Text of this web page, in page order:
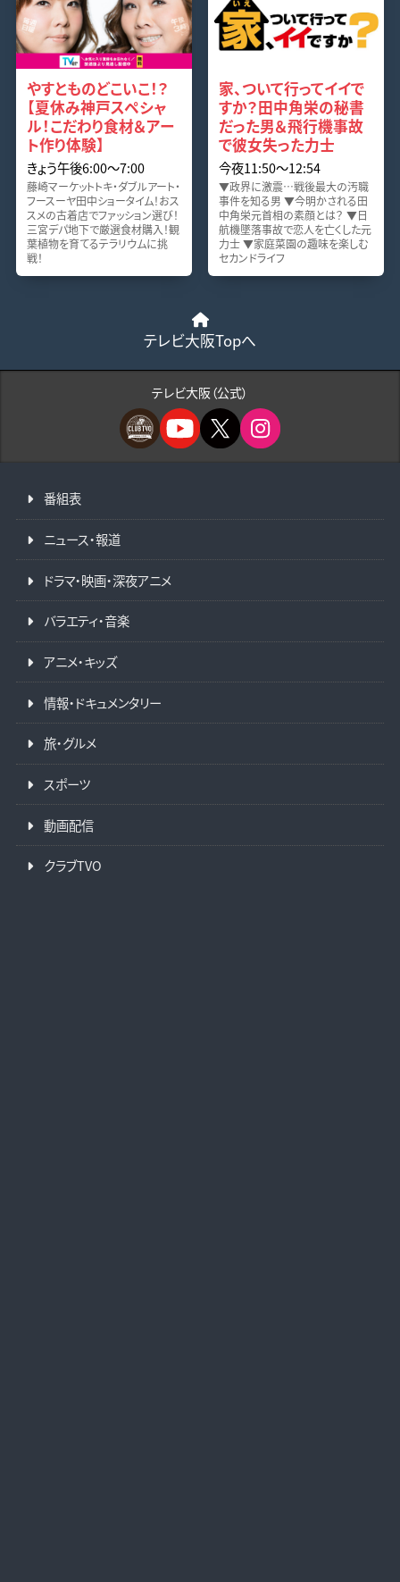
やすとものどこいこ！？
【夏休み神戸スペシャ
ル！こだわり食材＆アー
ト作り体験】
きょう午後6:00〜7:00
藤崎マーケットトキ・ダブルアート・
フースーヤ田中ショータイム！おス
スメの古着店でファッション選び！
三宮デパ地下で厳選食材購入！観
葉植物を育てるテラリウムに挑
戦！
家、ついて行ってイイで
すか？田中角栄の秘書
だった男＆飛行機事故
で彼女失った力士
今夜11:50〜12:54
▼政界に激震…戦後最大の汚職
事件を知る男 ▼今明かされる田
中角栄元首相の素顔とは？ ▼日
航機墜落事故で恋人を亡くした元
力士 ▼家庭菜園の趣味を楽しむ
セカンドライフ
テレビ大阪Topへ
テレビ大阪（公式）
番組表
ニュース・報道
ドラマ・映画・深夜アニメ
バラエティ・音楽
アニメ・キッズ
情報・ドキュメンタリー
旅・グルメ
スポーツ
動画配信
クラブTVO